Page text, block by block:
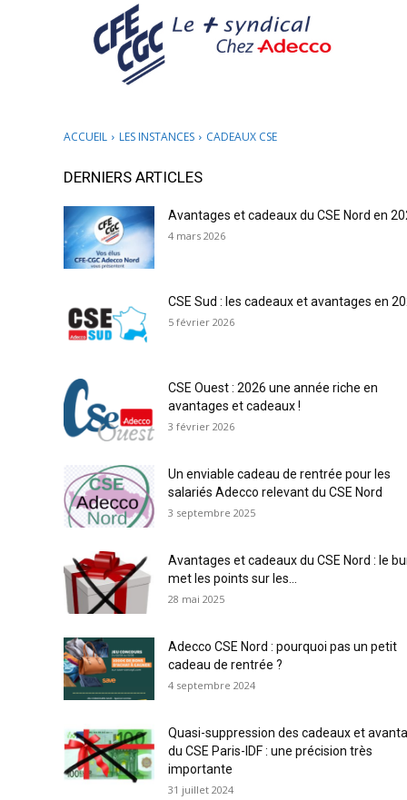
ACCUEIL LES INSTANCES CADEAUX CSE
DERNIERS ARTICLES
Avantages et cadeaux du CSE Nord en
4 mars 2026
CSE Sud : les cadeaux et avantages en
5 février 2026
CSE Ouest : 2026 une année riche en
avantages et cadeaux !
3 février 2026
Un enviable cadeau de rentrée pour les
salariés Adecco relevant du CSE Nord
3 septembre 2025
Avantages et cadeaux du CSE Nord : le
met les points sur les...
28 mai 2025
Adecco CSE Nord : pourquoi pas un petit
cadeau de rentrée ?
4 septembre 2024
Quasi-suppression des cadeaux et
du CSE Paris-IDF : une précision très
importante
31 juillet 2024